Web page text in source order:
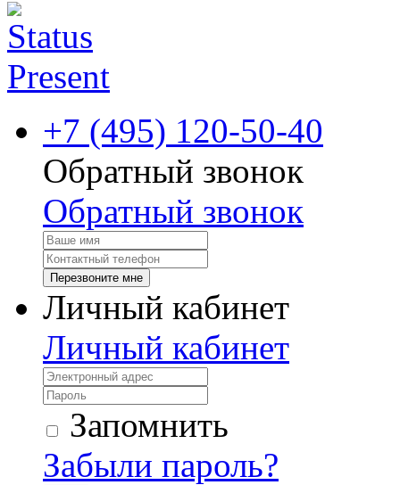
+7 (495) 120-50-40
Обратный звонок
Обратный звонок
Перезвоните мне
Личный кабинет
Личный кабинет
Запомнить
Забыли пароль?